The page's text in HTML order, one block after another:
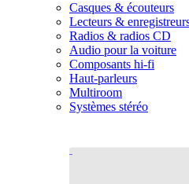
Casques & écouteurs
Lecteurs &
Radios & radios CD
Audio pour la voiture
Composants hi-fi
Haut-parleurs
Multiroom
Systèmes stéréo